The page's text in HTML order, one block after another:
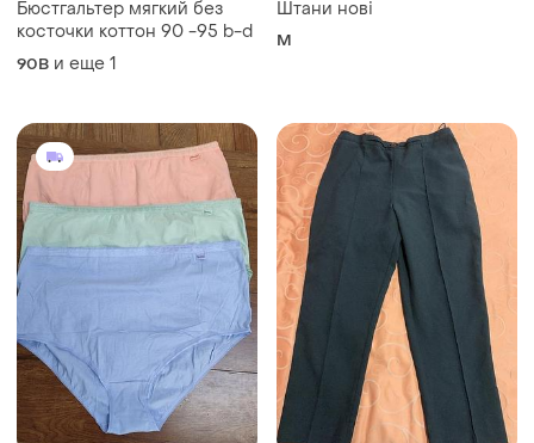
Бюстгальтер мягкий без
косточки коттон 90 -95 b-d
90B и еще 1
Штани нові
M